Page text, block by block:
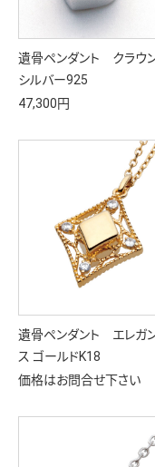
遺骨ペンダント クラウ
シルバー925
47,300円
遺骨ペンダント エレガ
ス ゴールドK18
価格はお問合せ下さい